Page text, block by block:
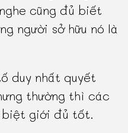
cũng đủ biết
người sở hữu nó là
duy nhất quyết
thường thì các
biệt giới đủ tốt.